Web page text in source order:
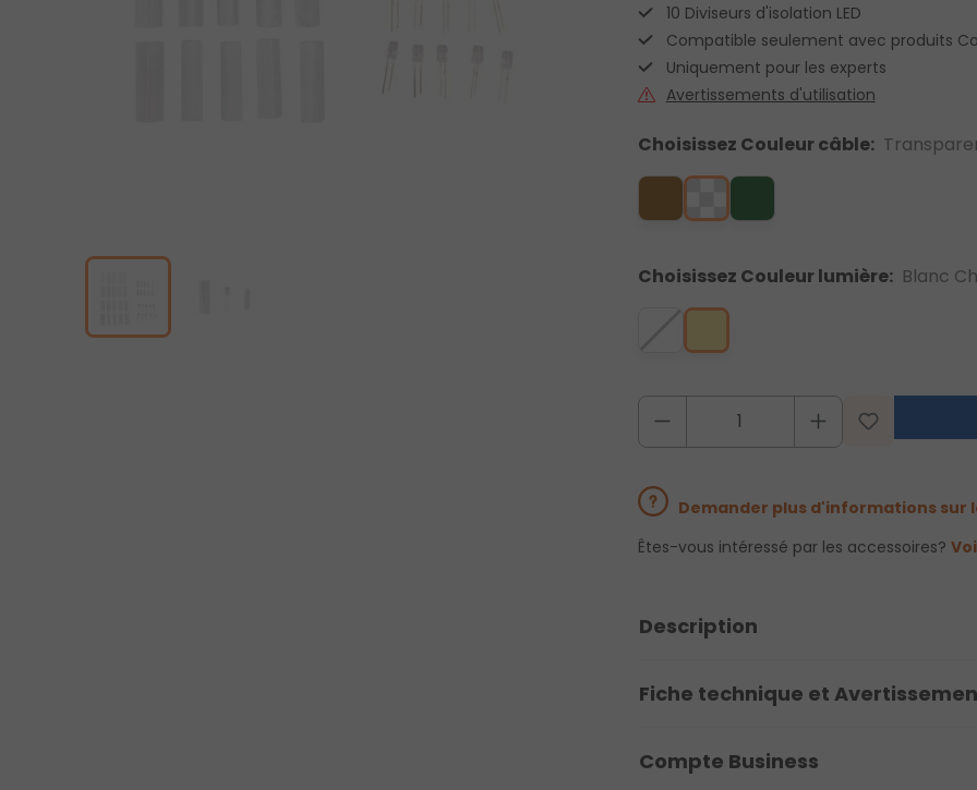
10 Diviseurs d'isolation LED
Compatible seulement avec produits
Uniquement pour les experts
Avertissements d'utilisation
Choisissez Couleur câble:
Choisissez Couleur lumière: Blanc
Demander plus d'informations sur
Êtes-vous intéressé par les accessoires?
Description
Fiche technique et
Compte Business